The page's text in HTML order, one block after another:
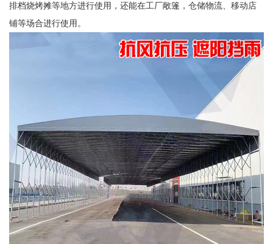
排档烧烤摊等地方进行使用，还能在工厂敞篷，仓储物流、移动店
铺等场合进行使用。